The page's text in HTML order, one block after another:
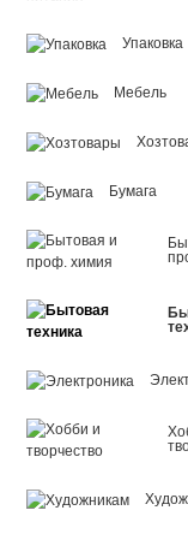
Упаковка
Мебель
Бумага